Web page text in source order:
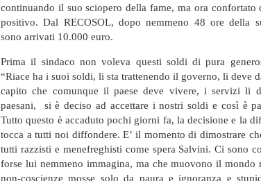
continuando il suo sciopero della fame, ma ora confortato
positivo. Dal RECOSOL, dopo nemmeno 48 ore della
sono arrivati 10.000 euro.
Prima il sindaco non voleva questi soldi di pura
“Riace ha i suoi soldi, li sta trattenendo il governo, li deve
capito che comunque il paese deve vivere, i servizi li
paesani, si è deciso ad accettare i nostri soldi e così è
Tutto questo è accaduto pochi giorni fa, la decisione e la
tocca a tutti noi diffondere. E’ il momento di dimostrare
tutti razzisti e menefreghisti come spera Salvini. Ci sono
forse lui nemmeno immagina, ma che muovono il mondo
non-coscienze mosse solo da paura e ignoranza e